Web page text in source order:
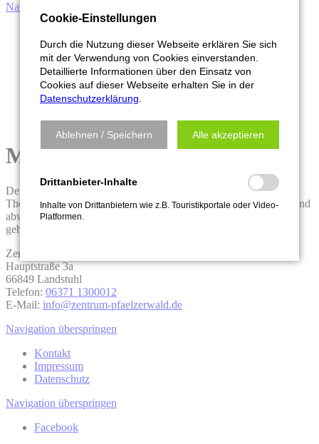
Navigation überspringen
Buchen
Broschüren
Kontakt
News
Events
Videos
Mönchsweg
Der etwas über 12 km lange Mönchsweg 1 ist Teil der
Themenwanderwege “Rätselhafte Zeitzeichen“. Die spannende und
abwechslungsreiche Wanderung vermittelt interessante und
geheimnisvolle Einblicke in die Vergangenheit.
Cookie-Einstellungen
Durch die Nutzung dieser Webseite erklären Sie sich
mit der Verwendung von Cookies einverstanden.
Detaillierte Informationen über den Einsatz von
Cookies auf dieser Webseite erhalten Sie in der
Datenschutzerklärung
Ablehnen / Speichern Alle akzeptieren
Drittanbieter-Inhalte
Inhalte von Drittanbietern wie z.B. Touristikportale oder Video-
Platformen.
Zentrum Pfälzerwald Touristik e.V.
Hauptstraße 3a
66849 Landstuhl
Telefon: 06371 1300012
E-Mail: info@zentrum-pfaelzerwald.de
Navigation überspringen
Kontakt
Impressum
Datenschutz
Navigation überspringen
Facebook